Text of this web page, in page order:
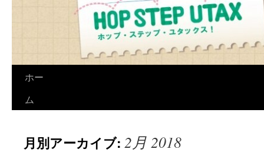
ホー
ム
月別アーカイブ: 2月 2018